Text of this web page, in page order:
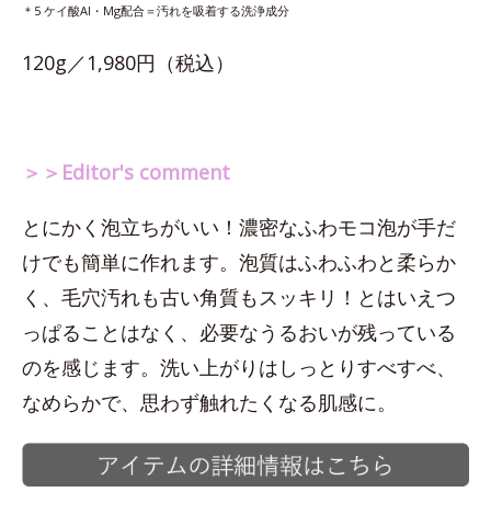
＊5 ケイ酸Al・Mg配合＝汚れを吸着する洗浄成分
120g／1,980円（税込）
＞＞Editor's comment
とにかく泡立ちがいい！濃密なふわモコ泡が手だ
けでも簡単に作れます。泡質はふわふわと柔らか
く、毛穴汚れも古い角質もスッキリ！とはいえつ
っぱることはなく、必要なうるおいが残っている
のを感じます。洗い上がりはしっとりすべすべ、
なめらかで、思わず触れたくなる肌感に。